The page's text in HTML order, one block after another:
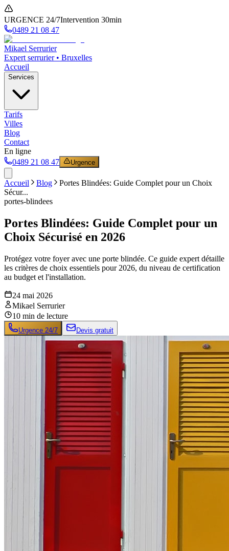
URGENCE 24/7Intervention 30min
0489 21 08 47
Mikael Serrurier
Expert serrurier • Bruxelles
Accueil
Services
Tarifs
Villes
Blog
Contact
En ligne
0489 21 08 47
Urgence
Accueil Blog
Portes Blindées: Guide Complet pour un Choix
Sécur...
portes-blindees
Portes Blindées: Guide Complet pour un
Choix Sécurisé en 2026
Protégez votre foyer avec une porte blindée. Ce guide expert détaille
les critères de choix essentiels pour 2026, du niveau de certification
au budget et l'installation.
24 mai 2026
Mikael Serrurier
10 min de lecture
Urgence 24/7 Devis gratuit